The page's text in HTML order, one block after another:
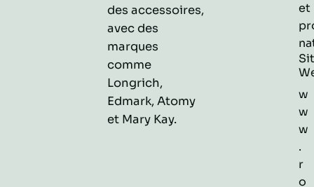
des accessoires,
avec des
marques
comme
Longrich,
Edmark, Atomy
et Mary Kay.
et
w
w
w
.
r
o